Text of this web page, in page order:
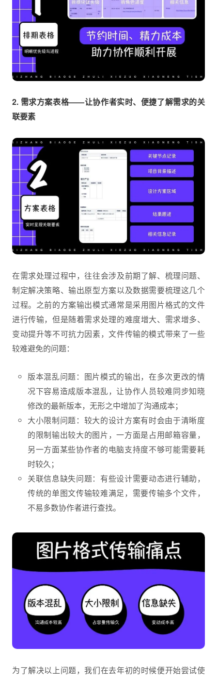
2. 需求方案表格——让协作者实时、便捷了解需求的关
联要素
在需求处理过程中，往往会涉及前期了解、梳理问题、
制定解决策略、输出原型方案以及数据需要梳理这几个
过程。之前的方案输出模式通常是采用图片格式的文件
进行传输，但是随着需求处理的难度增大、需求增多、
变动提升等不可抗力因素，文件传输的模式带来了一些
较难避免的问题：
版本混乱问题：图片模式的输出，在多次更改的情
况下容易造成版本混乱，让协作人员较难同步知晓
修改的最新版本，无形之中增加了沟通成本；
大小限制问题：较大的设计方案有时会由于清晰度
的限制输出较大的图片，一方面是占用邮箱容量，
另一方面某些协作者的电脑支持度不够可能需要耗
时较久；
关联信息缺失问题：有些设计需要动态进行辅助，
传统的单图文传输较难满足，需要传输多个文件，
不易多数协作者进行查找。
为了解决以上问题，我们在去年初的时候便开始尝试使